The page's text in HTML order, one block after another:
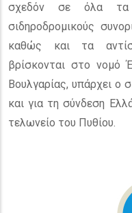
σχεδόν σε όλα
σιδηροδρομικούς
καθώς και τα
βρίσκονται στο νομό
Βουλγαρίας, υπάρχει ο
και για τη σύνδεση
τελωνείο του Πυθίου.